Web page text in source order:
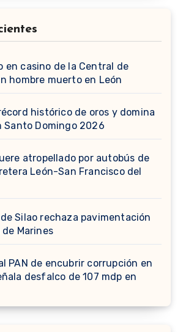
en casino de la Central de
hombre muerto en León
histórico de oros y domina
Santo Domingo 2026
atropellado por autobús de
León-San Francisco del
Silao rechaza pavimentación
Marines
PAN de encubrir corrupción en
desfalco de 107 mdp en